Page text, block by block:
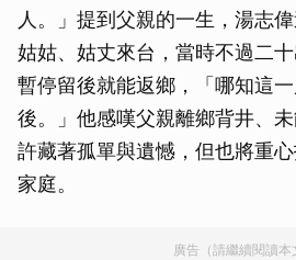
人。」提到父親的一生，湯志
姑姑、姑丈來台，當時不過二
暫停留後就能返鄉，「哪知這
後。」他感嘆父親離鄉背井、
許藏著孤單與遺憾，但也將重
家庭。
廣告（請繼續閱讀本